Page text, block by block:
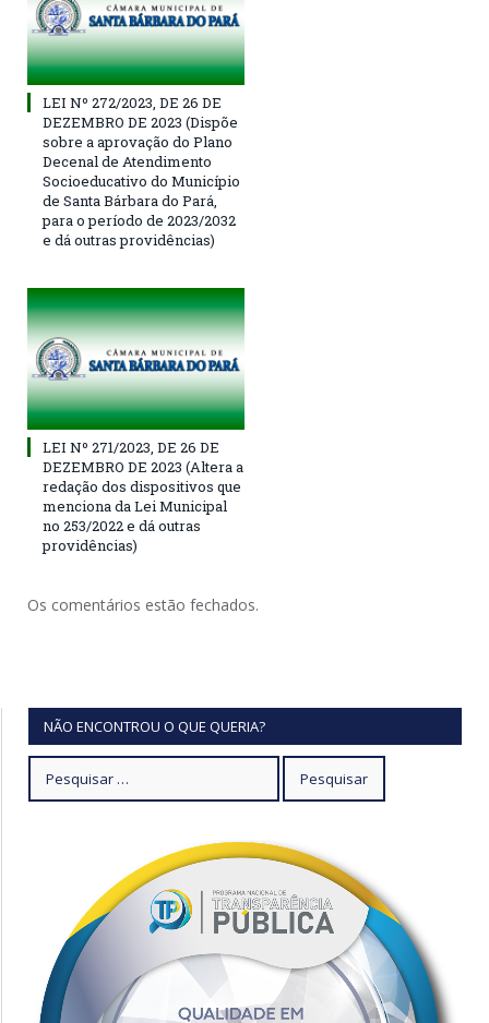
LEI Nº 272/2023, DE 26 DE
DEZEMBRO DE 2023 (Dispõe
sobre a aprovação do Plano
Decenal de Atendimento
Socioeducativo do Município
de Santa Bárbara do Pará,
para o período de 2023/2032
e dá outras providências)
LEI Nº 271/2023, DE 26 DE
DEZEMBRO DE 2023 (Altera a
redação dos dispositivos que
menciona da Lei Municipal
no 253/2022 e dá outras
providências)
Os comentários estão fechados.
NÃO ENCONTROU O QUE QUERIA?